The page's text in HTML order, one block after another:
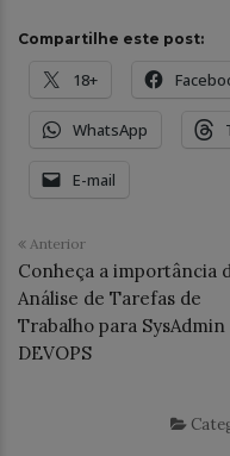
Compartilhe este post:
18+
WhatsApp
E-mail
Anterior
Conheça a importância
Análise de Tarefas de
Trabalho para SysAdmin
DEVOPS